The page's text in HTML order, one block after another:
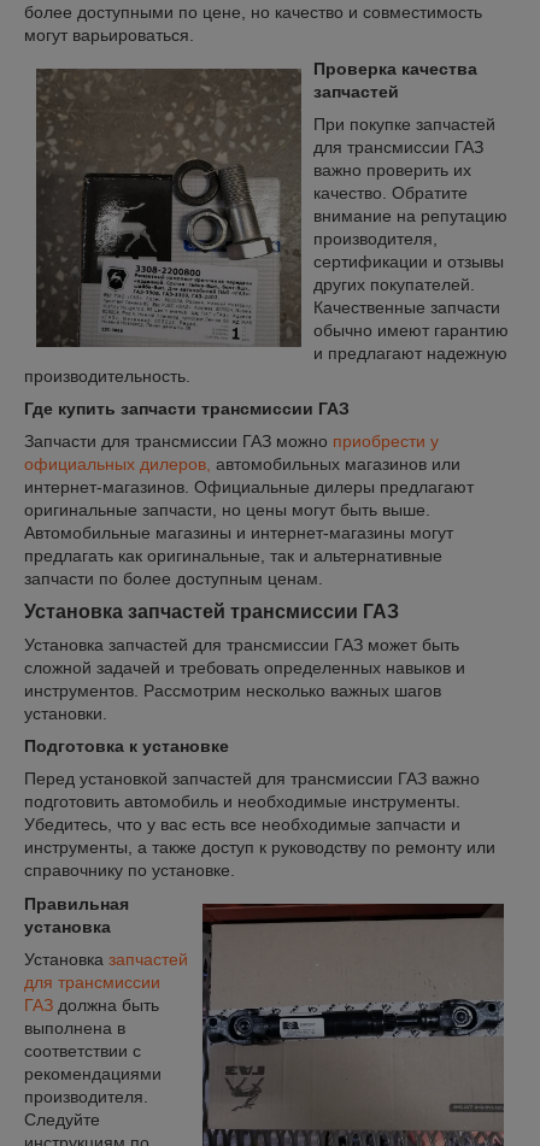
более доступными по цене, но качество и совместимость
могут варьироваться.
Проверка качества
запчастей
При покупке запчастей
для трансмиссии ГАЗ
важно проверить их
качество. Обратите
внимание на репутацию
производителя,
сертификации и отзывы
других покупателей.
Качественные запчасти
обычно имеют гарантию
и предлагают надежную
производительность.
Где купить запчасти трансмиссии ГАЗ
Запчасти для трансмиссии ГАЗ можно приобрести у
официальных дилеров, автомобильных магазинов или
интернет-магазинов. Официальные дилеры предлагают
оригинальные запчасти, но цены могут быть выше.
Автомобильные магазины и интернет-магазины могут
предлагать как оригинальные, так и альтернативные
запчасти по более доступным ценам.
Установка запчастей трансмиссии ГАЗ
Установка запчастей для трансмиссии ГАЗ может быть
сложной задачей и требовать определенных навыков и
инструментов. Рассмотрим несколько важных шагов
установки.
Подготовка к установке
Перед установкой запчастей для трансмиссии ГАЗ важно
подготовить автомобиль и необходимые инструменты.
Убедитесь, что у вас есть все необходимые запчасти и
инструменты, а также доступ к руководству по ремонту или
справочнику по установке.
Правильная
установка
Установка запчастей
для трансмиссии
ГАЗ должна быть
выполнена в
соответствии с
рекомендациями
производителя.
Следуйте
инструкциям по